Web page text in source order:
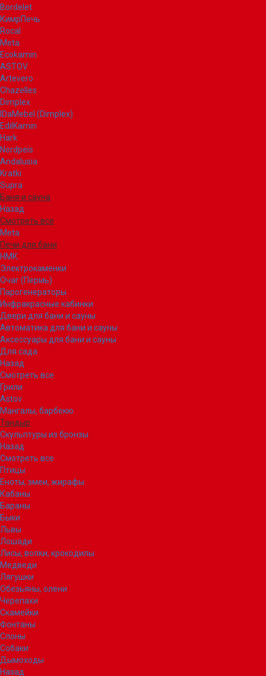
Bordelet
КимрПечь
Rocal
Meta
Ecokamin
ASTOV
Artevero
Chazelles
Dimplex
IDaMebel (Dimplex)
EdilKamin
Hark
Nordpeis
Andalusia
Kratki
Supra
Баня и сауна
Назад
Смотреть все
Meta
Печи для бани
НМК
Электрокаменки
Очаг (Пермь)
Парогенераторы
Инфракрасные кабинки
Двери для бани и сауны
Автоматика для бани и сауны
Аксессуары для бани и сауны
Для сада
Назад
Смотреть все
Грили
Astov
Мангалы, барбекю
Тандыр
Скульптуры из бронзы
Назад
Смотреть все
Птицы
Еноты, змеи, жирафы
Кабаны
Бараны
Быки
Львы
Лошади
Лисы, волки, крокодилы
Медведи
Лягушки
Обезьяны, олени
Черепахи
Скамейки
Фонтаны
Слоны
Собаки
Дымоходы
Назад